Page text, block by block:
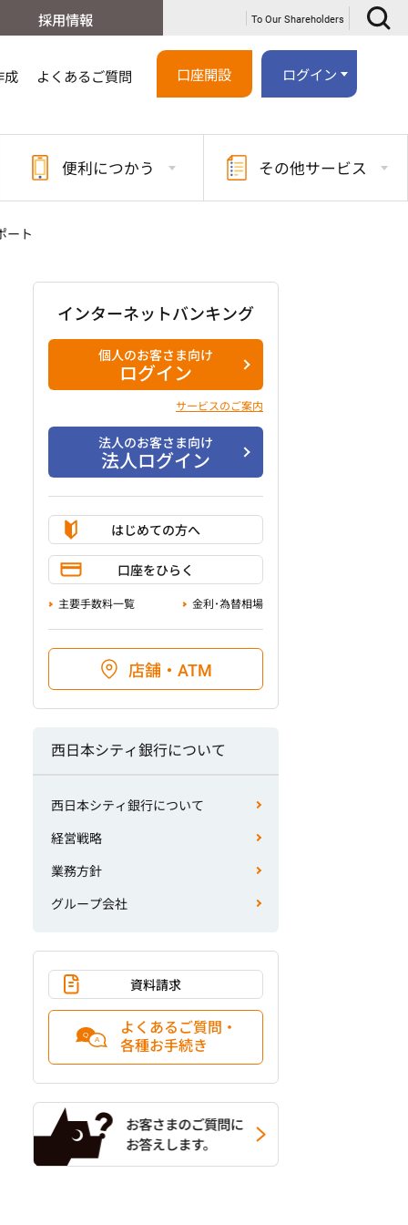
採用情報 To Our Shareholders
成 よくあるご質問 口座開設 ログイン
便利につかう その他サービス
ート
インターネットバンキング
個人のお客さま向け
ログイン
サービスのご案内
法人のお客さま向け
法人ログイン
はじめての方へ
口座をひらく
主要手数料一覧 金利･為替相場
店舗・ATM
西日本シティ銀行について
西日本シティ銀行について
経営戦略
業務方針
グループ会社
資料請求
よくあるご質問・
各種お手続き